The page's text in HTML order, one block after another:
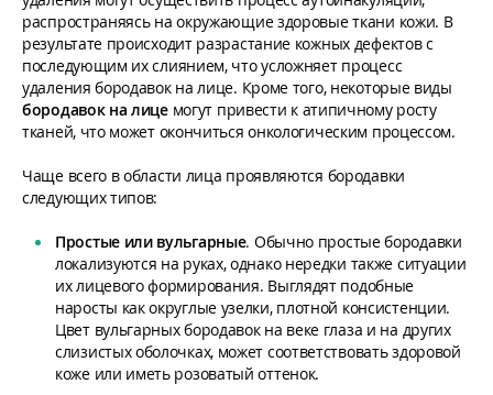
распространяясь на окружающие здоровые ткани кожи. В
результате происходит разрастание кожных дефектов с
последующим их слиянием, что усложняет процесс
удаления бородавок на лице. Кроме того, некоторые виды
бородавок на лицемогут привести к атипичному росту
тканей, что может окончиться онкологическим процессом.
Чаще всего в области лица проявляются бородавки
следующих типов:
Простые или вульгарные. Обычно простые бородавки
локализуются на руках, однако нередки также ситуации
их лицевого формирования. Выглядят подобные
наросты как округлые узелки, плотной консистенции.
Цвет вульгарных бородавок на веке глаза и на других
слизистых оболочках, может соответствовать здоровой
коже или иметь розоватый оттенок.